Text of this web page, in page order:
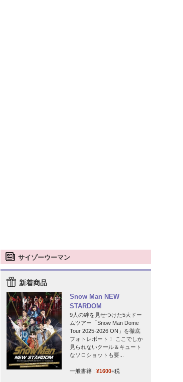
サイゾーウーマン
新着商品
Snow Man NEW
STARDOM
9人の絆を見せつけた5大ドー
ムツアー「Snow Man Dome
Tour 2025-2026 ON」を徹底
フォトレポート！ ここでしか
見られないクール＆キュート
なソロショットも要...
一般書籍 : ¥1600+税